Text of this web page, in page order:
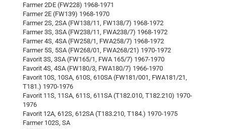
Farmer 2DE (FW228) 1968-1971
Farmer 2E (FW139) 1968-1970
Farmer 2S, 2SA (FW138/11, FW138/7) 1968-1972
Farmer 3S, 3SA (FW238/11, FWA238/7) 1968-1972
Farmer 4S, 4SA (FW258/1, FWA258/7) 1968-1972
Farmer 5S, 5SA (FW268/01, FWA268/21) 1970-1972
Favorit 3S, 3SA (FW165/1, FWA 165/7) 1967-1970
Favorit 4S, 4SA (FW180/3, FWA180/7) 1966-1970
Favorit 10S, 10SA, 610S, 610SA (FW181/001, FWA181/21,
T181.) 1970-1976
Favorit 11S, 11SA, 611S, 611SA (T182.010, T182.210) 1970-
1976
Favorit 12A, 612S, 612SA (T183.210, T184.) 1970-1975
Farmer 102S, SA